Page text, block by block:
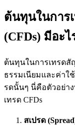
ต้นทุนในการ
(CFDs) มีอะไ
ต้นทุนในการเทรด
ธรรมเนียมและค่าใ
รดนั้นๆ นี่คือตัวอย่า
เทรด CFDs
สเปรด (